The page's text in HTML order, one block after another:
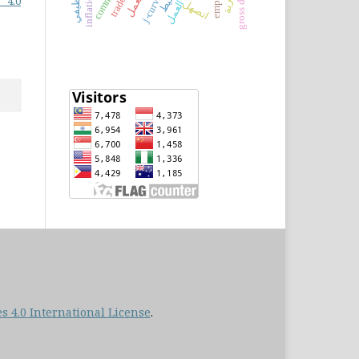
اتصهل
4.0 International License.